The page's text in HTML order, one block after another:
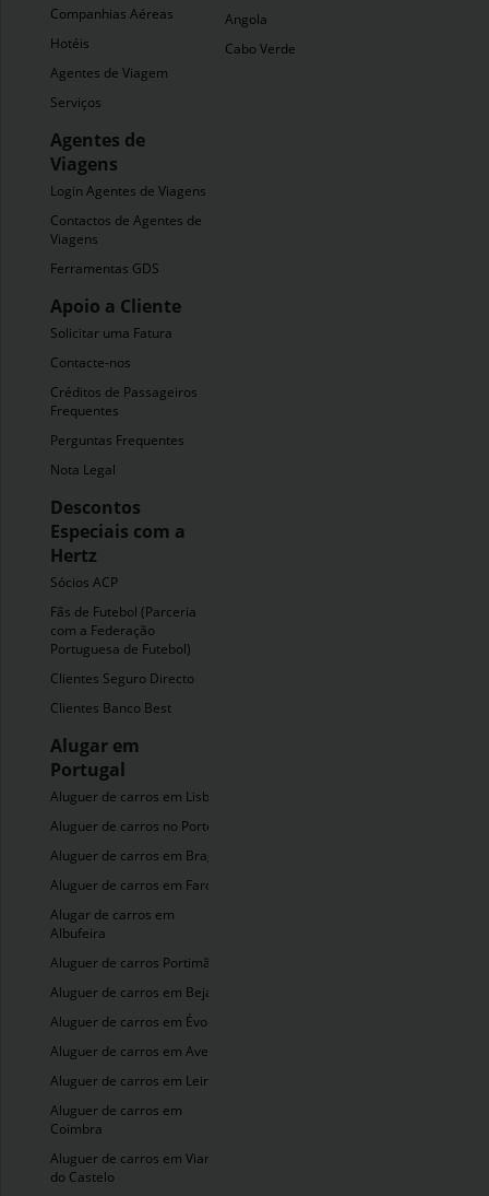
Companhias Aéreas
Hotéis
Agentes de Viagem
Serviços
Agentes de
Viagens
Login Agentes de Viagens
Contactos de Agentes de
Viagens
Ferramentas GDS
Apoio a Cliente
Solicitar uma Fatura
Contacte-nos
Créditos de Passageiros
Frequentes
Perguntas Frequentes
Nota Legal
Descontos
Especiais com a
Hertz
Sócios ACP
Fãs de Futebol (Parceria
com a Federação
Portuguesa de Futebol)
Clientes Seguro Directo
Clientes Banco Best
Angola
Cabo Verde
Alugar em
Portugal
Aluguer de carros em Lisboa
Aluguer de carros no Porto
Aluguer de carros em Braga
Aluguer de carros em Faro
Alugar de carros em
Albufeira
Aluguer de carros Portimão
Aluguer de carros em Beja
Aluguer de carros em Évora
Aluguer de carros em Aveiro
Aluguer de carros em Leiria
Aluguer de carros em
Coimbra
Aluguer de carros em Viana
do Castelo